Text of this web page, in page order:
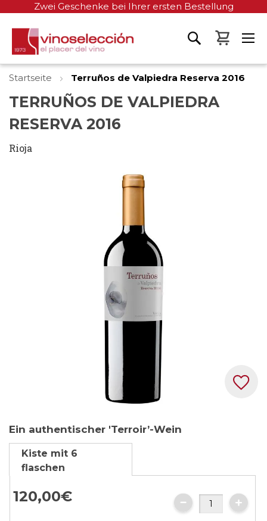
Zwei Geschenke bei Ihrer ersten Bestellung
Mein
Startseite Terruños de Valpiedra Reserva 2016
TERRUÑOS DE VALPIEDRA
RESERVA 2016
Rioja
Anfang
der
Bildgalerie
springen
Ein authentischer 'Terroir’-Wein
Kiste mit 6
flaschen
120,00€